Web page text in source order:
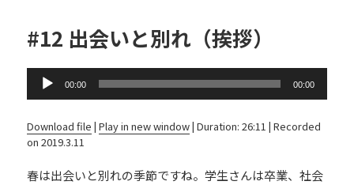
#12 出会いと別れ（挨拶）
Audio
Player
00:00 00:00
Download file |Play in new window|Duration: 26:11 |Recorded
on 2019.3.11
春は出会いと別れの季節ですね。学生さんは卒業、社会